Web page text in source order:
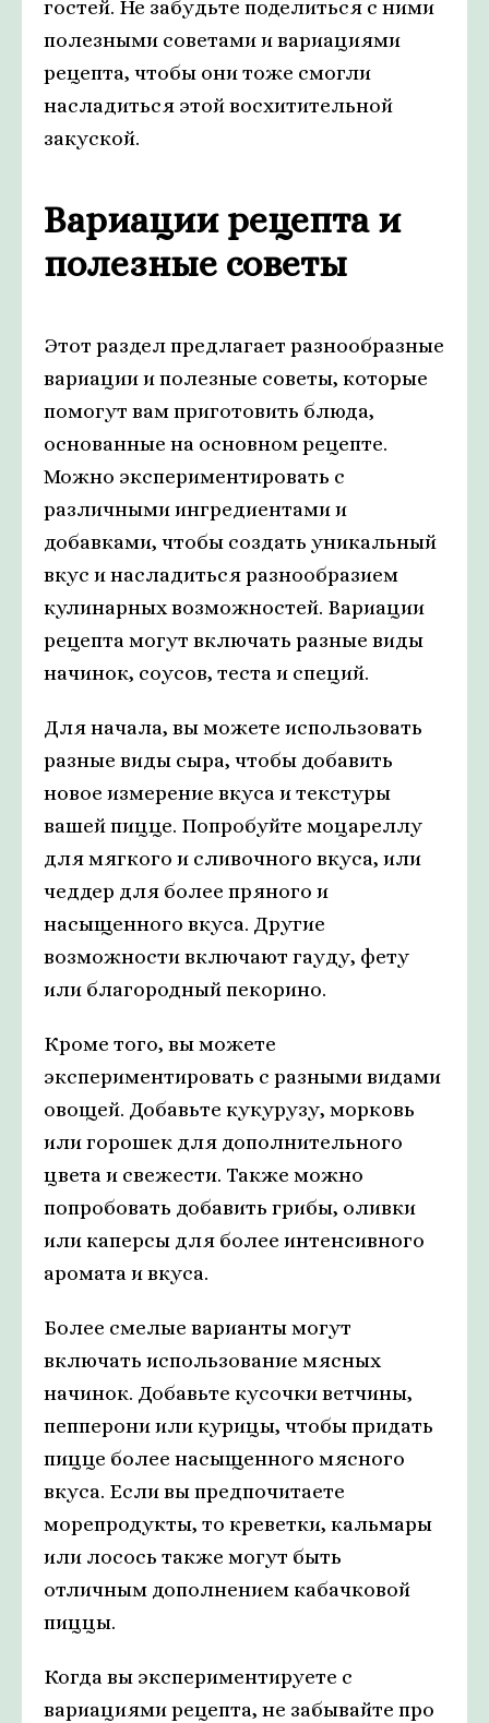
гостей. Не забудьте поделиться с ними
полезными советами и вариациями
рецепта, чтобы они тоже смогли
насладиться этой восхитительной
закуской.
Вариации рецепта и
полезные советы
Этот раздел предлагает разнообразные
вариации и полезные советы, которые
помогут вам приготовить блюда,
основанные на основном рецепте.
Можно экспериментировать с
различными ингредиентами и
добавками, чтобы создать уникальный
вкус и насладиться разнообразием
кулинарных возможностей. Вариации
рецепта могут включать разные виды
начинок, соусов, теста и специй.
Для начала, вы можете использовать
разные виды сыра, чтобы добавить
новое измерение вкуса и текстуры
вашей пицце. Попробуйте моцареллу
для мягкого и сливочного вкуса, или
чеддер для более пряного и
насыщенного вкуса. Другие
возможности включают гауду, фету
или благородный пекорино.
Кроме того, вы можете
экспериментировать с разными видами
овощей. Добавьте кукурузу, морковь
или горошек для дополнительного
цвета и свежести. Также можно
попробовать добавить грибы, оливки
или каперсы для более интенсивного
аромата и вкуса.
Более смелые варианты могут
включать использование мясных
начинок. Добавьте кусочки ветчины,
пепперони или курицы, чтобы придать
пицце более насыщенного мясного
вкуса. Если вы предпочитаете
морепродукты, то креветки, кальмары
или лосось также могут быть
отличным дополнением кабачковой
пиццы.
Когда вы экспериментируете с
вариациями рецепта, не забывайте про